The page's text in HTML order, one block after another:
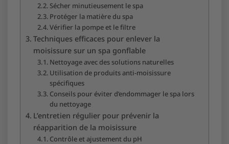
Sécher minutieusement le spa
Protéger la matière du spa
Vérifier la pompe et le filtre
Techniques efficaces pour enlever la
moisissure sur un spa gonflable
Nettoyage avec des solutions naturelles
Utilisation de produits anti-moisissure
spécifiques
Conseils pour éviter d’endommager le spa lors
du nettoyage
L’entretien régulier pour prévenir la
réapparition de la moisissure
Contrôle et ajustement du pH